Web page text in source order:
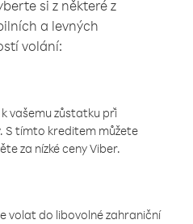
si z některé z
a levných
volání:
vašemu zůstatku při
S tímto kreditem můžete
za nízké ceny Viber.
volat do libovolné zahraniční